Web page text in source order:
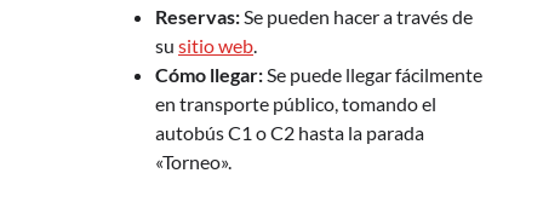
Reservas: Se pueden hacer a través de
su sitio web
Cómo llegar: Se puede llegar fácilmente
en transporte público, tomando el
autobús C1 o C2 hasta la parada
«Torneo».